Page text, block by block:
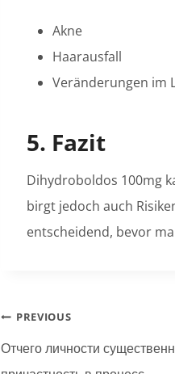
Akne
Haarausfall
Veränderungen im
5. Fazit
Dihydroboldos 100mg
birgt jedoch auch
entscheidend, bevor
Post
navigation
PREVIOUS
Отчего личности